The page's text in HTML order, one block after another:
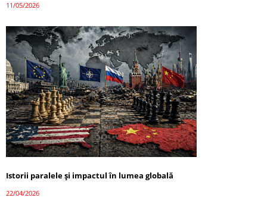
11/05/2026
Istorii paralele și impactul în lumea globală
22/04/2026